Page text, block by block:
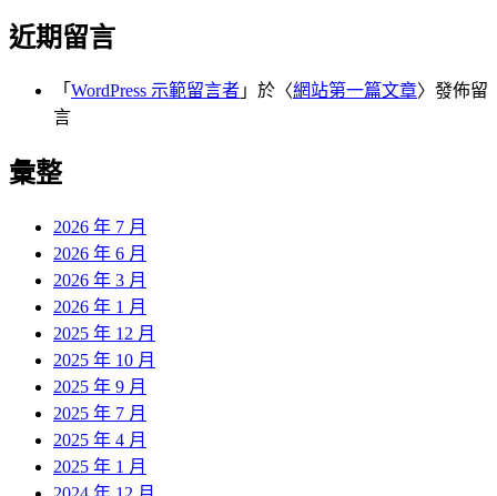
近期留言
「 WordPress 示範留言者 」於〈網站第一篇文章〉發佈留
言
彙整
2026 年 7 月
2026 年 6 月
2026 年 3 月
2026 年 1 月
2025 年 12 月
2025 年 10 月
2025 年 9 月
2025 年 7 月
2025 年 4 月
2025 年 1 月